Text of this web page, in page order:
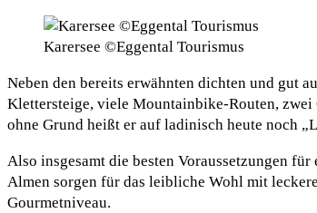
Karersee ©Eggental Tourismus
Neben den bereits erwähnten dichten und gut
Klettersteige, viele Mountainbike-Routen, zwei
ohne Grund heißt er auf ladinisch heute noch
Also insgesamt die besten Voraussetzungen
Almen sorgen für das leibliche Wohl mit
Gourmetniveau.